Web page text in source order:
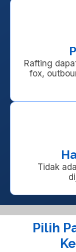
Rafting
fox,
Tidak
Pilih